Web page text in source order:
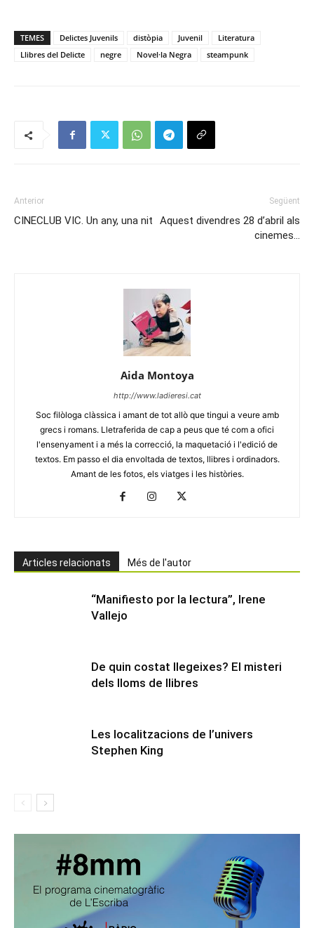
TEMES Delictes Juvenils distòpia Juvenil
Literatura
Llibres del Delicte
negre Novel·la Negra steampunk
Anterior
CINECLUB VIC. Un any, una nit
Següent
Aquest divendres 28 d’abril als
cinemes…
Aida Montoya
http://www.ladieresi.cat
Soc filòloga clàssica i amant de tot allò que tingui a veure amb
grecs i romans. Lletraferida de cap a peus que té com a ofici
l'ensenyament i a més la correcció, la maquetació i l'edició de
textos. Em passo el dia envoltada de textos, llibres i ordinadors.
Amant de les fotos, els viatges i les històries.
Articles relacionats Més de l'autor
“Manifiesto por la lectura”, Irene
Vallejo
De quin costat llegeixes? El misteri
dels lloms de llibres
Les localitzacions de l’univers
Stephen King